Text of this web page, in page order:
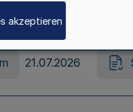
des Online-
21.07.2026
akzeptieren